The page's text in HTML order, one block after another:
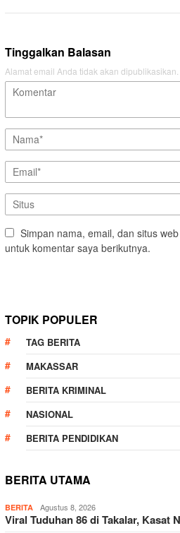
Tinggalkan Balasan
Alamat email Anda tidak akan dipublikasikan.
Simpan nama, email, dan situs
untuk komentar saya berikutnya.
TOPIK POPULER
TAG BERITA
MAKASSAR
BERITA KRIMINAL
NASIONAL
BERITA PENDIDIKAN
BERITA UTAMA
BERITA Agustus 8, 2026
Viral Tuduhan 86 di Takalar, Kasat